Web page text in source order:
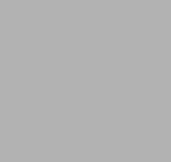
εξατομικευμένες και σπάνια
εγκαθίστανται στον
τις προτιμήσεις